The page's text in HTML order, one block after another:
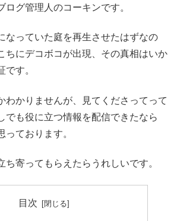
グ管理人のコーキンです。
なっていた庭を再生させたはずなの
ちにデコボコが出現、その真相はいか
です。
わかりませんが、見てくださってって
でも役に立つ情報を配信できたなら
っております。
ち寄ってもらえたらうれしいです。
目次